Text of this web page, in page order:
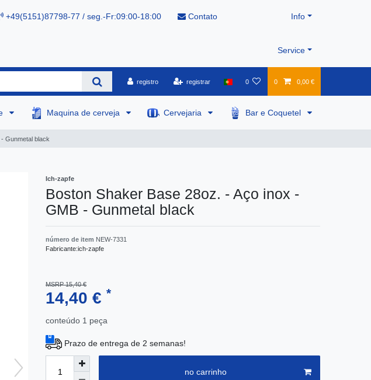
+49(5151)87798-77 / seg.-Fr:09:00-18:00 Contato Info
Service
registro registrar 0 0 0,00 €
Maquina de cerveja Cervejaria Bar e Coquetel
Gunmetal black
Ich-zapfe
Boston Shaker Base 28oz. - Aço inox -
GMB - Gunmetal black
número de item NEW-7331
Fabricante:ich-zapfe
MSRP 15,40 €
14,40 € *
conteúdo 1 peça
Prazo de entrega de 2 semanas!
no carrinho